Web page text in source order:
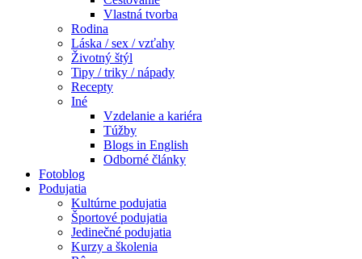
Vlastná tvorba
Rodina
Láska / sex / vzťahy
Životný štýl
Tipy / triky / nápady
Recepty
Iné
Vzdelanie a kariéra
Túžby
Blogs in English
Odborné články
Fotoblog
Podujatia
Kultúrne podujatia
Športové podujatia
Jedinečné podujatia
Kurzy a školenia